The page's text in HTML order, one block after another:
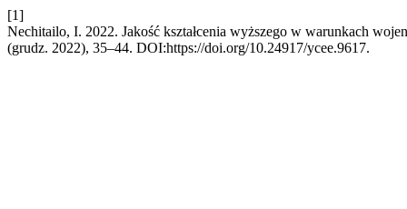
[1]
Nechitailo, I. 2022. Jakość kształcenia wyższego w warunkach
(grudz. 2022), 35–44. DOI:https://doi.org/10.24917/ycee.9617.